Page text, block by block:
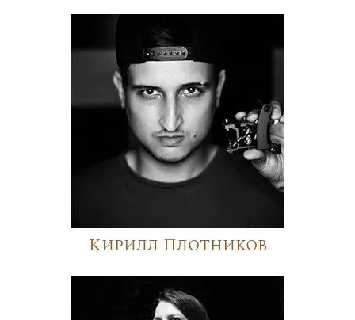
Кирилл Плотников